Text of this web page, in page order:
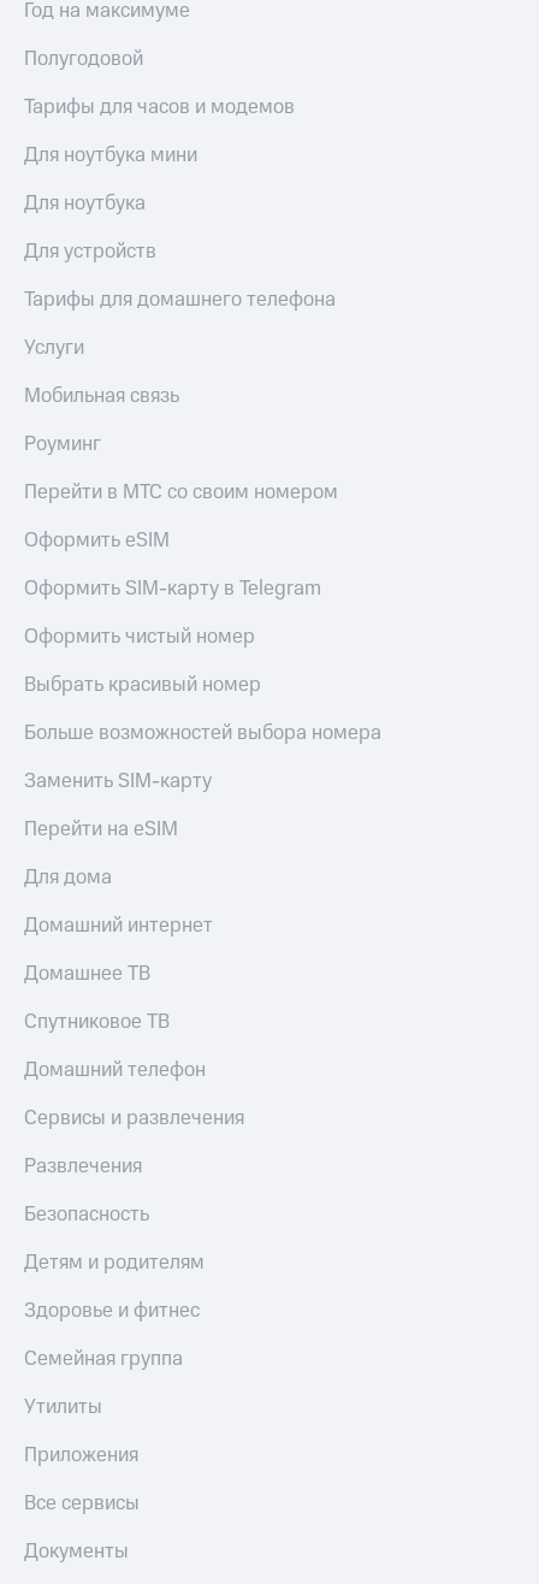
Скидка 30%
МТС
МТС
Накопления
Откладывайте
деньги
и получайте
Платежи
Пополнить
Настройки
номер
оператора
Оплата
интернета
ТВ
Переводы
телефона
по QR-
за границей
магазин
Смартфоны
Наушники
и
колонки
Умные
и
дом
Акции
скидки
Все
с карты
товаров
Скидки
до 40%
на смартфоны
при
со связью
Год на максимуме
Полугодовой
Тарифы для часов и модемов
Для ноутбука мини
Для ноутбука
Для устройств
Тарифы для домашнего телефона
Услуги
Мобильная связь
Роуминг
Перейти в МТС со своим номером
Оформить eSIM
Оформить SIM-карту в Telegram
Оформить чистый номер
Выбрать красивый номер
Больше возможностей выбора номера
Заменить SIM-карту
Перейти на eSIM
Для дома
Домашний интернет
Домашнее ТВ
Спутниковое ТВ
Домашний телефон
Сервисы и развлечения
Развлечения
Безопасность
Детям и родителям
Здоровье и фитнес
Семейная группа
Утилиты
Приложения
Все сервисы
Документы